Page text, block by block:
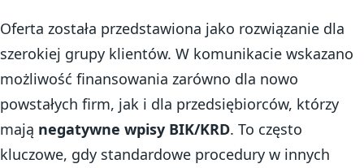
Oferta została przedstawiona jako rozwiązanie dla
szerokiej grupy klientów. W komunikacie wskazano
możliwość finansowania zarówno dla nowo
powstałych firm, jak i dla przedsiębiorców, którzy
mają negatywne wpisy BIK/KRD. To często
kluczowe, gdy standardowe procedury w innych